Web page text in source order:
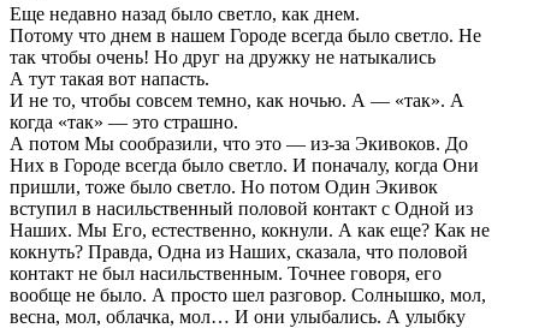
Еще недавно назад было светло, как днем.
Потому что днем в нашем Городе всегда было светло. Не
так чтобы очень! Но друг на дружку не натыкались
А тут такая вот напасть.
И не то, чтобы совсем темно, как ночью. А — «так». А
когда «так» — это страшно.
А потом Мы сообразили, что это — из-за Экивоков. До
Них в Городе всегда было светло. И поначалу, когда Они
пришли, тоже было светло. Но потом Один Экивок
вступил в насильственный половой контакт с Одной из
Наших. Мы Его, естественно, кокнули. А как еще? Как не
кокнуть? Правда, Одна из Наших, сказала, что половой
контакт не был насильственным. Точнее говоря, его
вообще не было. А просто шел разговор. Солнышко, мол,
весна, мол, облачка, мол… И они улыбались. А улыбку